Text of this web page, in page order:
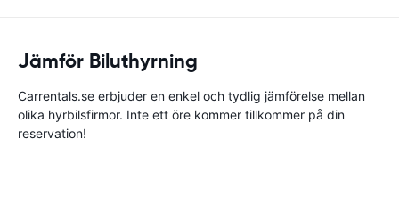
Jämför Biluthyrning
Carrentals.se erbjuder en enkel och tydlig jämförelse mellan
olika hyrbilsfirmor. Inte ett öre kommer tillkommer på din
reservation!